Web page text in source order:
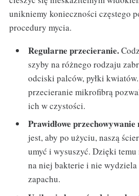
unikniemy konieczności częstego
procedury mycia.
Regularne przecieranie.
szyby na różnego rodzaju
odciski palców, pyłki
przecieranie mikrofibrą
ich w czystości.
Prawidłowe
jest, aby po użyciu, naszą
umyć i wysuszyć. Dzięki
na niej bakterie i nie
zapachu.